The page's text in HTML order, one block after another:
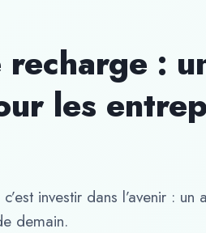
recharge :
les
investir dans l’avenir :
demain.